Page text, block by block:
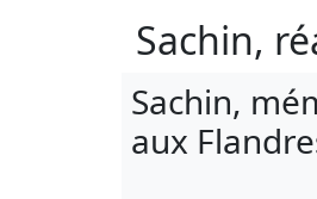
Sachin,
Sachin,
aux